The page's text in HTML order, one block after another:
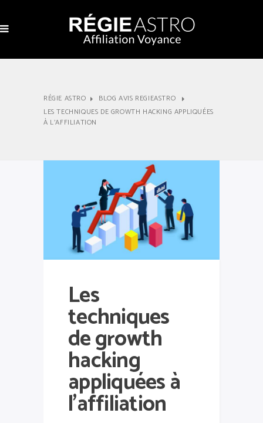
RÉGIE ASTRO
BLOG AVIS REGIEASTRO
LES TECHNIQUES DE GROWTH HACKING APPLIQUÉES
À L’AFFILIATION
Les
techniques
de growth
hacking
appliquées à
l’affiliation